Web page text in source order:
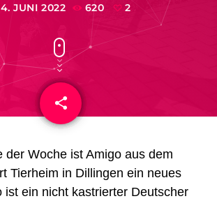
JUNI 2022 620 2
share
email
der Woche ist Amigo aus dem
Tierheim in Dillingen ein neues
ist ein nicht kastrierter Deutscher